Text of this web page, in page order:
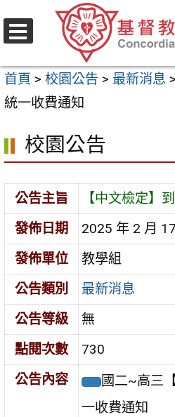
至
要
內
區
首頁 > 校園公告 > 最新消息 >
統一收費通知
校園公告
公告主旨
【中文檢定】
發佈日期
2025 年 2 月
發佈單位
教學組
公告類別
最新消息
公告等級
無
點閱次數
730
公告內容
國二~高三
一收費通知
選
單